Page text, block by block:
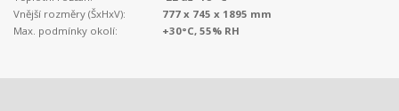
Vnější rozměry (ŠxHxV):
777 x 745 x 1895 mm
Max. podmínky okolí:
+30°C, 55% RH